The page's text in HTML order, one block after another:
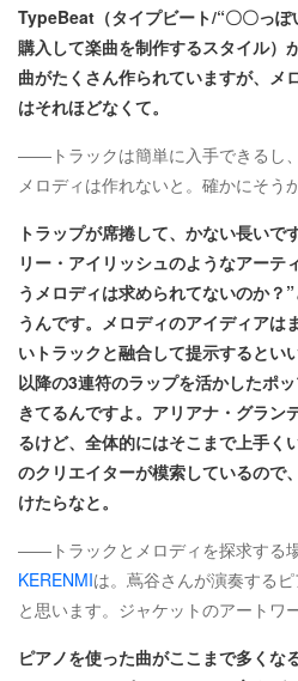
TypeBeat（タイプビート/“〇〇っぽ
購入して楽曲を制作するスタイル）
曲がたくさん作られていますが、メ
はそれほどなくて。
――トラックは簡単に入手できるし
メロディは作れないと。確かにそうか
トラップが席捲して、かない長いで
リー・アイリッシュのようなアーテ
うメロディは求められてないのか？
うんです。メロディのアイディアは
いトラックと融合して提示するとい
以降の3連符のラップを活かしたポ
きてるんですよ。アリアナ・グラン
るけど、全体的にはそこまで上手く
のクリエイターが模索しているので
けたらなと。
――トラックとメロディを探求する場
KERENMIは。蔦谷さんが演奏する
と思います。ジャケットのアートワ
ピアノを使った曲がここまで多くな